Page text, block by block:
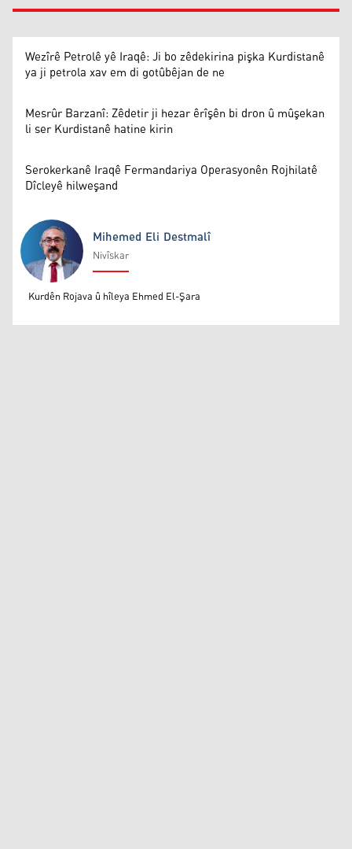
Wezîrê Petrolê yê Iraqê: Ji bo zêdekirina pişka Kurdistanê
ya ji petrola xav em di gotûbêjan de ne
Mesrûr Barzanî: Zêdetir ji hezar êrîşên bi dron û mûşekan
li ser Kurdistanê hatine kirin
Serokerkanê Iraqê Fermandariya Operasyonên Rojhilatê
Dîcleyê hilweşand
Mihemed Eli Destmalî
Mihemed Eli Destmalî
Nivîskar
Kurdên Rojava û hîleya Ehmed El-Şara